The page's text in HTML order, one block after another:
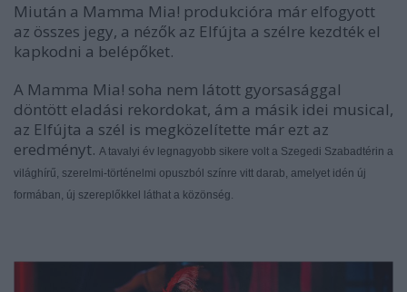
Miután a Mamma Mia! produkcióra már elfogyott
az összes jegy, a nézők az Elfújta a szélre kezdték el
kapkodni a belépőket.
A Mamma Mia! soha nem látott gyorsasággal
döntött eladási rekordokat, ám a másik idei musical,
az Elfújta a szél is megközelítette már ezt az
eredményt. A tavalyi év legnagyobb sikere volt a Szegedi Szabadtérin a
világhírű, szerelmi-történelmi opuszból színre vitt darab, amelyet idén új
formában, új szereplőkkel láthat a közönség.